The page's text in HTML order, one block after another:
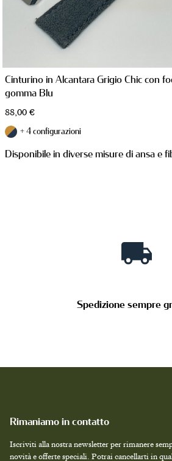
Cinturino in Alcantara Grigio Chic con
gomma Blu
88,00 €
+ 4 configurazioni
Disponibile in diverse misure di ansa e
Spedizione sempre
Rimaniamo in contatto
Iscriviti alla nostra newsletter per rimanere
novità e offerte speciali. Potrai cancellarti in